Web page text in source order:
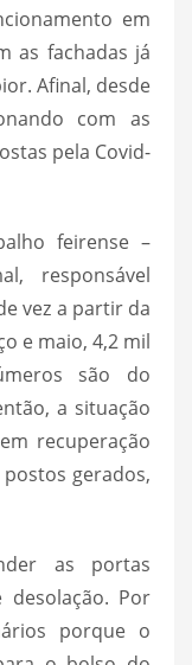
em
as fachadas já
Afinal, desde
com as
pela Covid-
feirense –
responsável
vez a partir da
e maio, 4,2 mil
são do
a situação
recuperação
gerados,
as portas
Por
porque o